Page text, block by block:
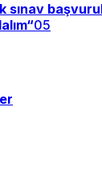
sınav
05